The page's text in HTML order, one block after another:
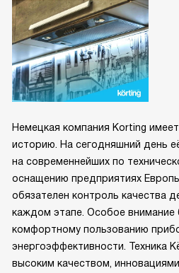
Немецкая компания Korting
историю. На сегодняшний день
на современнейших по
оснащению предприятиях
обязателен контроль качества
каждом этапе. Особое внимание
комфортному пользованию
энергоэффективности. Техника
высоким качеством,